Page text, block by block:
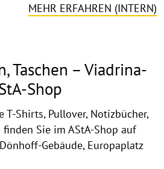
MEHR ERFAHREN (INTERN)
Taschen – Viadrina-
Shop
T-Shirts, Pullover, Notizbücher,
finden Sie im AStA-Shop auf
Gebäude, Europaplatz